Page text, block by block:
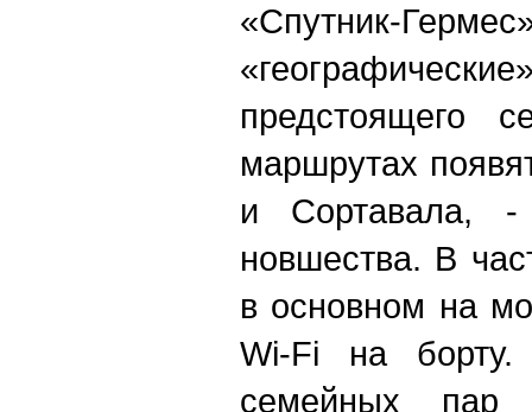
«Спутник-
предстоящего
маршрутах
и Сортавала, -
новшества. В
в основном на
Wi-Fi на борту.
семейных пар